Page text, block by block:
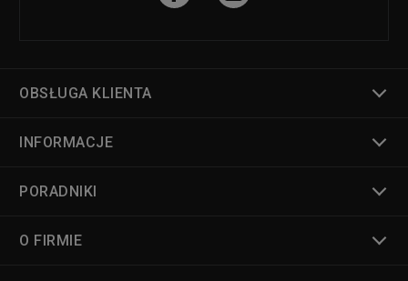
OBSŁUGA KLIENTA
INFORMACJE
PORADNIKI
O FIRMIE